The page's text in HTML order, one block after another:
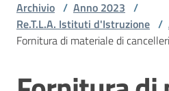
Accesso
Archivio / Anno 2023 /
Re.T.L.A. Istituti d'Istruzione /
Fornitura di materiale di
Salta al contenuto